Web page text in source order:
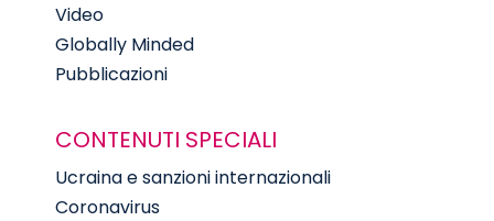
Video
Globally Minded
Pubblicazioni
CONTENUTI SPECIALI
Ucraina e sanzioni internazionali
Coronavirus